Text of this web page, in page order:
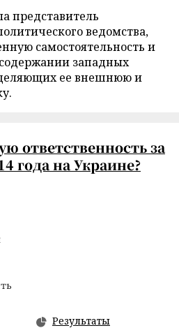
представитель
ведомства,
самостоятельность и
западных
ее внешнюю и
ответственность за
года на Украине?
Результаты